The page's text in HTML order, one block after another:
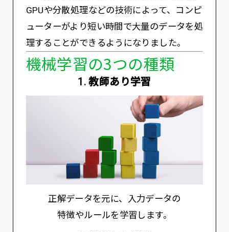
GPUや分散処理などの技術によって、コンピ
ューターがより短い時間で大量のデータを処
理することができるようになりました。
機械学習の3つの種類
1. 教師あり学習
正解データを元に、入力データの
特徴やルールを学習します。